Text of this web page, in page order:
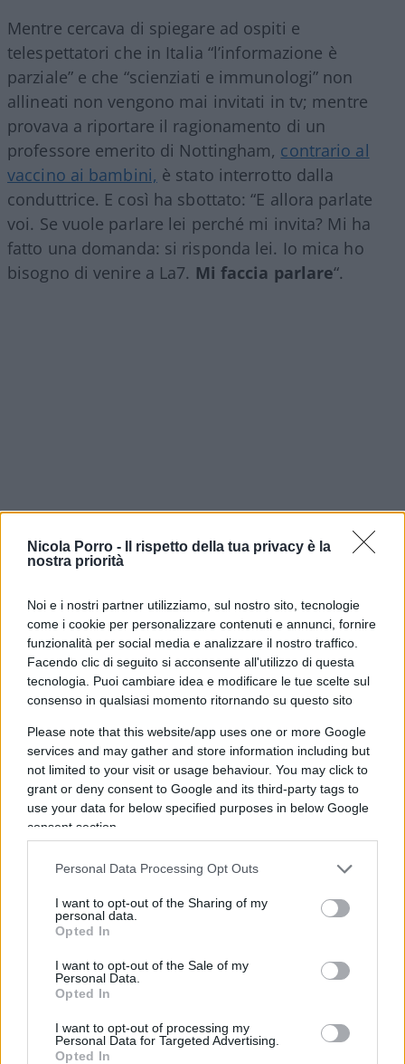
Nicola Porro -
Il rispetto della tua privacy è la
nostra priorità
Noi e i nostri partner utilizziamo, sul nostro sito, tecnologie
come i cookie per personalizzare contenuti e annunci, fornire
funzionalità per social media e analizzare il nostro traffico.
Facendo clic di seguito si acconsente all'utilizzo di questa
tecnologia. Puoi cambiare idea e modificare le tue scelte sul
consenso in qualsiasi momento ritornando su questo sito
Please note that this website/app uses one or more Google
services and may gather and store information including but
not limited to your visit or usage behaviour. You may click to
grant or deny consent to Google and its third-party tags to
use your data for below specified purposes in below Google
consent section.
Personal Data Processing Opt Outs
I want to opt-out of the Sharing of my
personal data.
Opted In
I want to opt-out of the Sale of my
Personal Data.
Opted In
I want to opt-out of processing my
Personal Data for Targeted Advertising.
Opted In
Mentre cercava di spiegare ad ospiti e
telespettatori che in Italia “l’informazione è
parziale” e che “scienziati e immunologi” non
allineati non vengono mai invitati in tv; mentre
provava a riportare il ragionamento di un
professore emerito di Nottingham, contrario al
vaccino ai bambini, è stato interrotto dalla
conduttrice. E così ha sbottato: “E allora parlate
voi. Se vuole parlare lei perché mi invita? Mi ha
fatto una domanda: si risponda lei. Io mica ho
bisogno di venire a La7. Mi faccia parlare“.
Che poi, lite a parte, quel che Cacciari stava
cercando di dire era più che interessante.
Interrogato sulle decisioni di Vienna (lockdown ai
non vaccinati) e Singapore (far pagare le cure ai
no vax), il filosofo si è detto “stanco” di ripetere
“infinite volte” che forse allora “è
l’Europa, il continente con la percentuale
maggiore di immunizzati, è comunque dentro la
quarta ondata. Il senior editor del
ricordato come la maggior parte di nuovi
contagiati è vaccinata. E in India, dove alcuni degli
Stati hanno percentuali più alte alta di immuni ed
altri sono quasi a zero, non ci sono però